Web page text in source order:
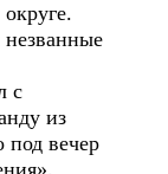
с
из
под вечер